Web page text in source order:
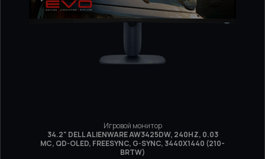
Игровой монитор
34.2" DELL ALIENWARE AW3425DW, 240HZ, 0.03
МС, QD-OLED, FREESYNC, G-SYNC, 3440X1440 (210-
BRTW)